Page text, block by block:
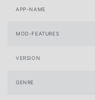
APP-NAME
MOD-FEATURES
VERSION
GENRE